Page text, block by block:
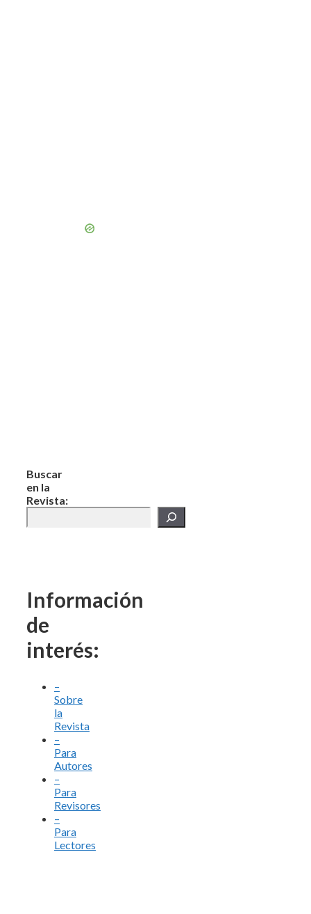
Buscar
en la
Revista:
Información
de
interés:
–
Sobre
la
Revista
–
Para
Autores
–
Para
Revisores
–
Para
Lectores